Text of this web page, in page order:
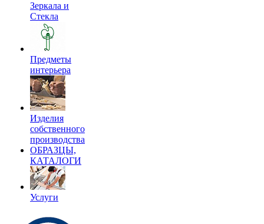
Зеркала и
Стекла
Предметы
интерьера
Изделия
собственного
производства
ОБРАЗЦЫ,
КАТАЛОГИ
Услуги